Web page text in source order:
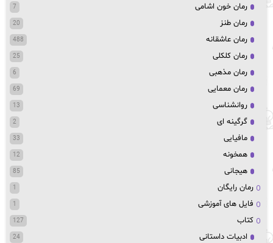
رمان خون اشامی 7
رمان طنز 20
رمان عاشقانه 488
رمان کلکلی 25
رمان مذهبی 6
رمان معمایی 69
روانشناسی 13
گرگینه ای 2
مافیایی 33
همخونه 12
هیجانی 85
رمان رایگان 1
فایل های آموزشی 1
کتاب 127
ادبیات داستانی 24